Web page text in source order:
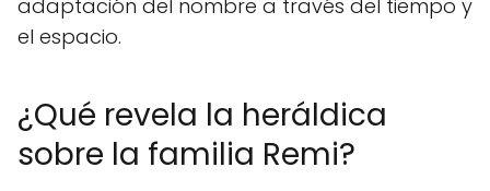
adaptación del nombre a través del tiempo y
el espacio.
¿Qué revela la heráldica
sobre la familia Remi?